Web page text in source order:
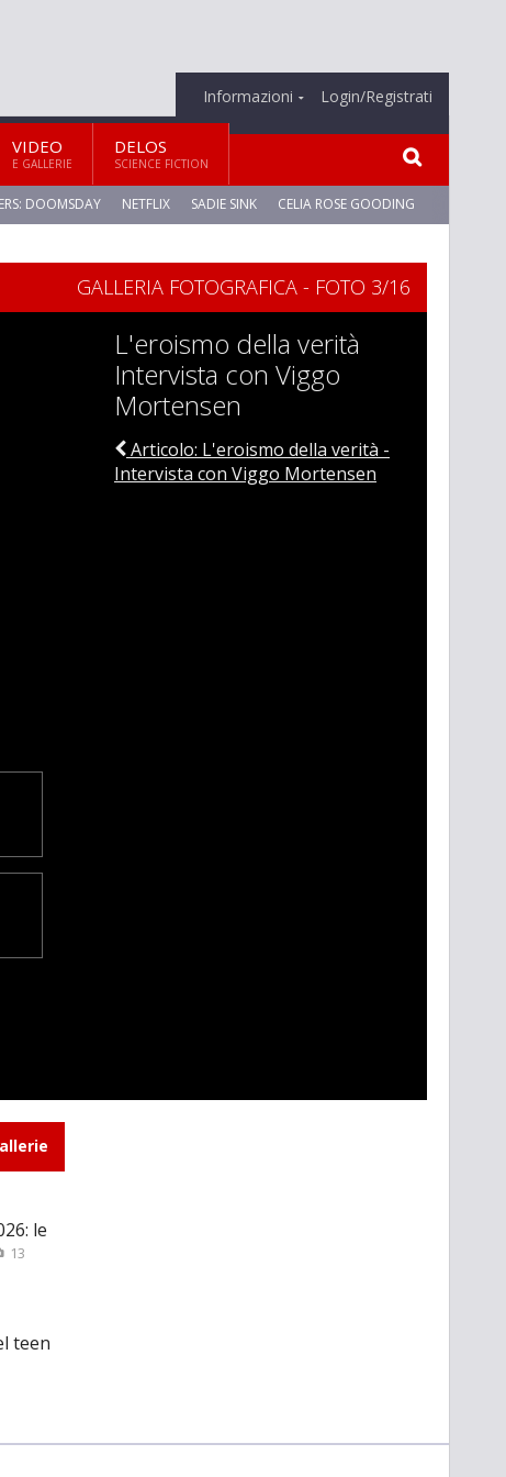
Informazioni Login/Registrati
VIDEO
E GALLERIE
DELOS
SCIENCE FICTION
DOOMSDAY NETFLIX SADIE SINK CELIA ROSE GOODING
GALLERIA FOTOGRAFICA - FOTO 3/16
L'eroismo della verità
Intervista con Viggo
Mortensen
Articolo: L'eroismo della verità -
Intervista con Viggo Mortensen
le
13
teen